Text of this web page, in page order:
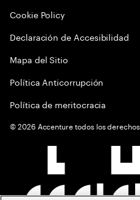
Cookie Policy
Declaración de Accesibilidad
Mapa del Sitio
Política Anticorrupción
Política de meritocracia
©2026 Accenture todos los